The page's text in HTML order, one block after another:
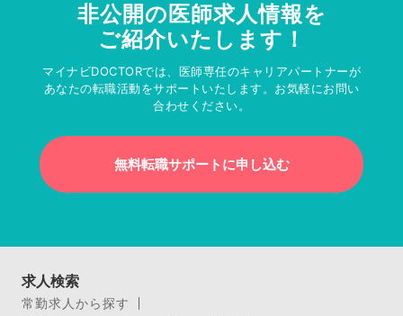
非公開の医師求人情報を
ご紹介いたします！
マイナビDOCTORでは、医師専任のキャリアパートナーが
あなたの転職活動をサポートいたします。お気軽にお問い
合わせください。
無料転職サポートに申し込む
求人検索
常勤求人から探す